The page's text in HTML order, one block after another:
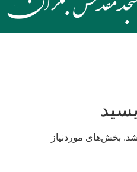
بخش‌های موردنیاز